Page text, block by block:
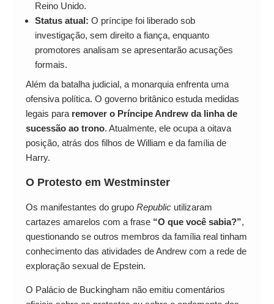
Reino Unido.
Status atual: O príncipe foi liberado sob
investigação, sem direito a fiança, enquanto
promotores analisam se apresentarão acusações
formais.
Além da batalha judicial, a monarquia enfrenta uma
ofensiva política. O governo britânico estuda medidas
legais para remover o Príncipe Andrew da linha de
sucessão ao trono. Atualmente, ele ocupa a oitava
posição, atrás dos filhos de William e da família de
Harry.
O Protesto em Westminster
Os manifestantes do grupo Republicutilizaram
cartazes amarelos com a frase “O que você sabia?”,
questionando se outros membros da família real tinham
conhecimento das atividades de Andrew com a rede de
exploração sexual de Epstein.
O Palácio de Buckingham não emitiu comentários